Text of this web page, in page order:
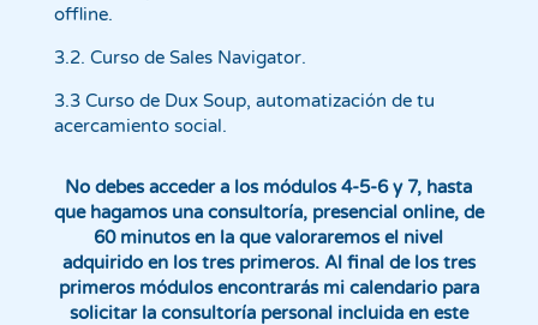
offline.
3.2. Curso de Sales Navigator.
3.3 Curso de Dux Soup, automatización de tu
acercamiento social.
No debes acceder a los módulos 4-5-6 y 7, hasta
que hagamos una consultoría, presencial online, de
60 minutos en la que valoraremos el nivel
adquirido en los tres primeros. Al final de los tres
primeros módulos encontrarás mi calendario para
solicitar la consultoría personal incluida en este